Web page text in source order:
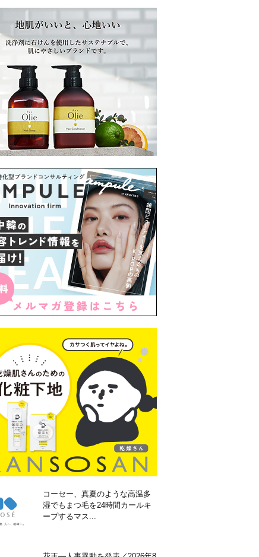
コーセー、真夏のような高温多
湿でもまつ毛を24時間カールキ
ープするマス...